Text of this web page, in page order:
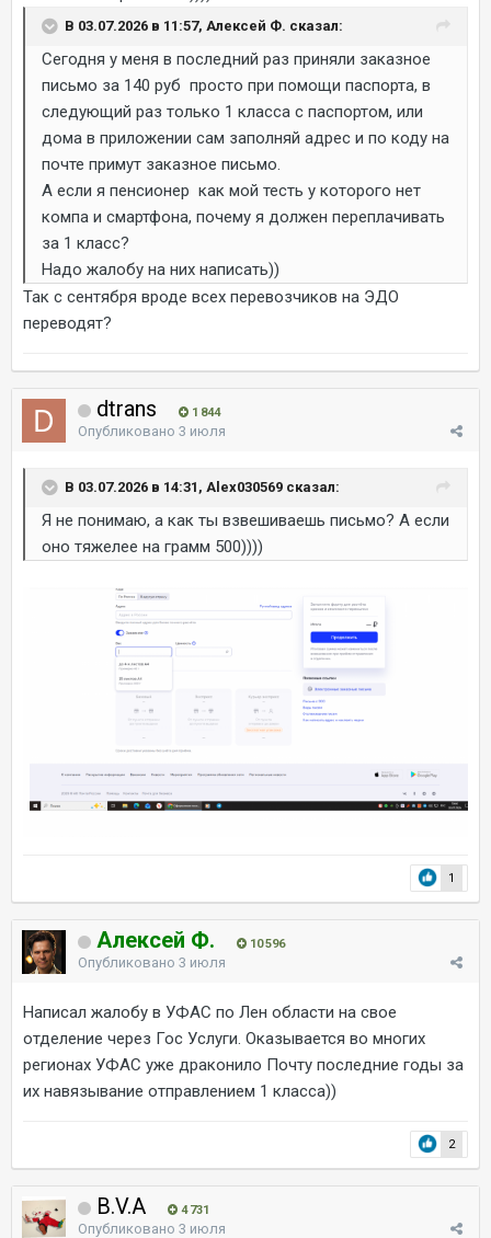
В 03.07.2026 в 11:57, Алексей Ф. сказал:
Сегодня у меня в последний раз приняли заказное
письмо за 140 руб просто при помощи паспорта, в
следующий раз только 1 класса с паспортом, или
дома в приложении сам заполняй адрес и по коду на
почте примут заказное письмо.
А если я пенсионер как мой тесть у которого нет
компа и смартфона, почему я должен переплачивать
за 1 класс?
Надо жалобу на них написать))
Так с сентября вроде всех перевозчиков на ЭДО
переводят?
dtrans 1 844
Опубликовано 3 июля
В 03.07.2026 в 14:31, Alex030569 сказал:
Я не понимаю, а как ты взвешиваешь письмо? А если
оно тяжелее на грамм 500))))
1
Алексей Ф. 10 596
Опубликовано 3 июля
Написал жалобу в УФАС по Лен области на свое
отделение через Гос Услуги. Оказывается во многих
регионах УФАС уже драконило Почту последние годы за
их навязывание отправлением 1 класса))
2
B.V.A 4 731
Опубликовано 3 июля